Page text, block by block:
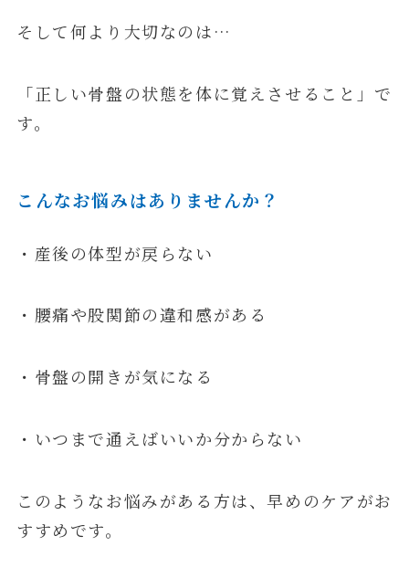
そして何より大切なのは…
「正しい骨盤の状態を体に覚えさせること」で
す。
こんなお悩みはありませんか？
・産後の体型が戻らない
・腰痛や股関節の違和感がある
・骨盤の開きが気になる
・いつまで通えばいいか分からない
このようなお悩みがある方は、早めのケアがお
すすめです。